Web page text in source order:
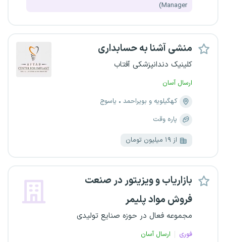
Manager)
منشی آشنا به حسابداری
کلینیک دندانپزشکی آفتاب
ارسال آسان
کهگیلویه و بویراحمد
یاسوج
پاره وقت
از ۱۹ میلیون تومان
بازاریاب و ویزیتور در صنعت
فروش مواد پلیمر
مجموعه فعال در حوزه صنایع تولیدی
فوری
ارسال آسان